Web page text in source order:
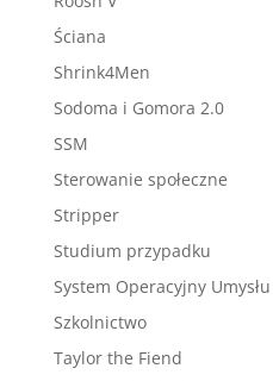
Ściana
Shrink4Men
Sodoma i Gomora 2.0
SSM
Sterowanie społeczne
Stripper
Studium przypadku
System Operacyjny Umysłu
Szkolnictwo
Taylor the Fiend